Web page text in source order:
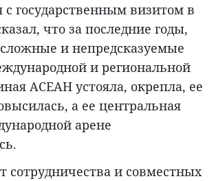
государственным визитом в
что за последние годы,
и непредсказуемые
и региональной
АСЕАН устояла, окрепла, ее
а ее центральная
арене
сотрудничества и совместных